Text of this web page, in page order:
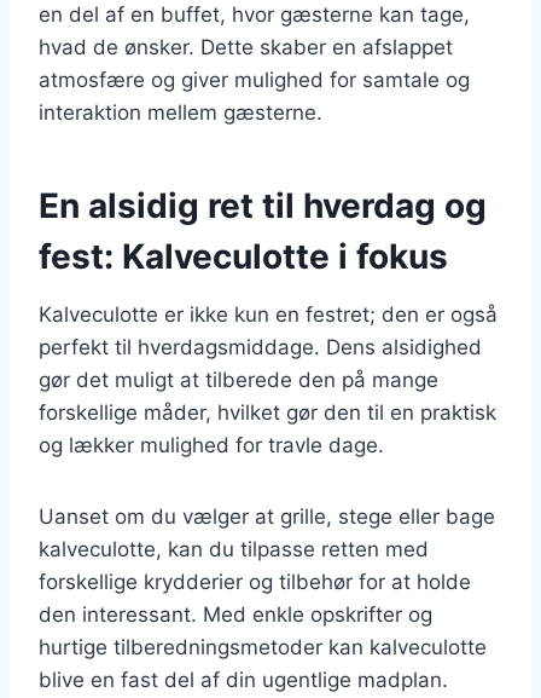
en del af en buffet, hvor gæsterne kan tage,
hvad de ønsker. Dette skaber en afslappet
atmosfære og giver mulighed for samtale og
interaktion mellem gæsterne.
En alsidig ret til hverdag og
fest: Kalveculotte i fokus
Kalveculotte er ikke kun en festret; den er også
perfekt til hverdagsmiddage. Dens alsidighed
gør det muligt at tilberede den på mange
forskellige måder, hvilket gør den til en praktisk
og lækker mulighed for travle dage.
Uanset om du vælger at grille, stege eller bage
kalveculotte, kan du tilpasse retten med
forskellige krydderier og tilbehør for at holde
den interessant. Med enkle opskrifter og
hurtige tilberedningsmetoder kan kalveculotte
blive en fast del af din ugentlige madplan.